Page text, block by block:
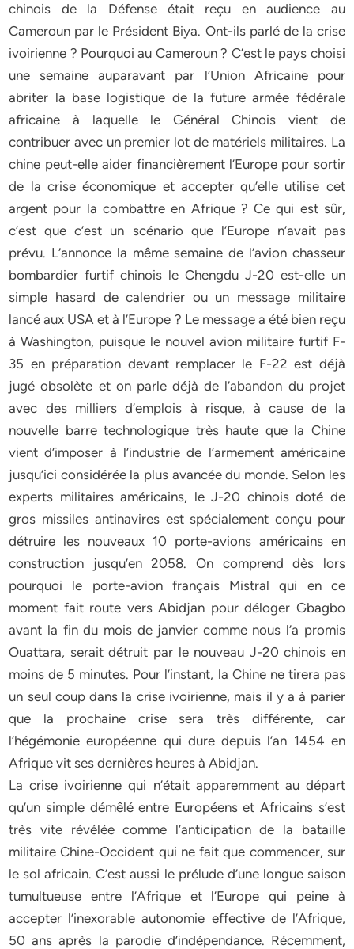
chinois de la Défense était reçu en audience au
Cameroun par le Président Biya. Ont-ils parlé de la crise
ivoirienne ? Pourquoi au Cameroun ? C’est le pays choisi
une semaine auparavant par l’Union Africaine pour
abriter la base logistique de la future armée fédérale
africaine à laquelle le Général Chinois vient de
contribuer avec un premier lot de matériels militaires. La
chine peut-elle aider financièrement l’Europe pour sortir
de la crise économique et accepter qu’elle utilise cet
argent pour la combattre en Afrique ? Ce qui est sûr,
c’est que c’est un scénario que l’Europe n’avait pas
prévu. L’annonce la même semaine de l’avion chasseur
bombardier furtif chinois le Chengdu J-20 est-elle un
simple hasard de calendrier ou un message militaire
lancé aux USA et à l’Europe ? Le message a été bien reçu
à Washington, puisque le nouvel avion militaire furtif F-
35 en préparation devant remplacer le F-22 est déjà
jugé obsolète et on parle déjà de l’abandon du projet
avec des milliers d’emplois à risque, à cause de la
nouvelle barre technologique très haute que la Chine
vient d’imposer à l’industrie de l’armement américaine
jusqu’ici considérée la plus avancée du monde. Selon les
experts militaires américains, le J-20 chinois doté de
gros missiles antinavires est spécialement conçu pour
détruire les nouveaux 10 porte-avions américains en
construction jusqu’en 2058. On comprend dès lors
pourquoi le porte-avion français Mistral qui en ce
moment fait route vers Abidjan pour déloger Gbagbo
avant la fin du mois de janvier comme nous l’a promis
Ouattara, serait détruit par le nouveau J-20 chinois en
moins de 5 minutes. Pour l’instant, la Chine ne tirera pas
un seul coup dans la crise ivoirienne, mais il y a à parier
que la prochaine crise sera très différente, car
l’hégémonie européenne qui dure depuis l’an 1454 en
Afrique vit ses dernières heures à Abidjan.
La crise ivoirienne qui n’était apparemment au départ
qu’un simple démêlé entre Européens et Africains s’est
très vite révélée comme l’anticipation de la bataille
militaire Chine-Occident qui ne fait que commencer, sur
le sol africain. C’est aussi le prélude d’une longue saison
tumultueuse entre l’Afrique et l’Europe qui peine à
accepter l’inexorable autonomie effective de l’Afrique,
50 ans après la parodie d’indépendance. Récemment,